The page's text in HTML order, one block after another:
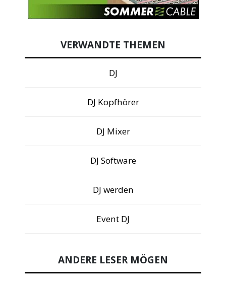
VERWANDTE THEMEN
DJ
DJ Kopfhörer
DJ Mixer
DJ Software
DJ werden
Event DJ
ANDERE LESER MÖGEN